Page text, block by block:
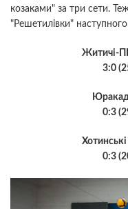
козаками" за три сети.
"Решетилівки"
Житичі-
3:0
0:3
0:3